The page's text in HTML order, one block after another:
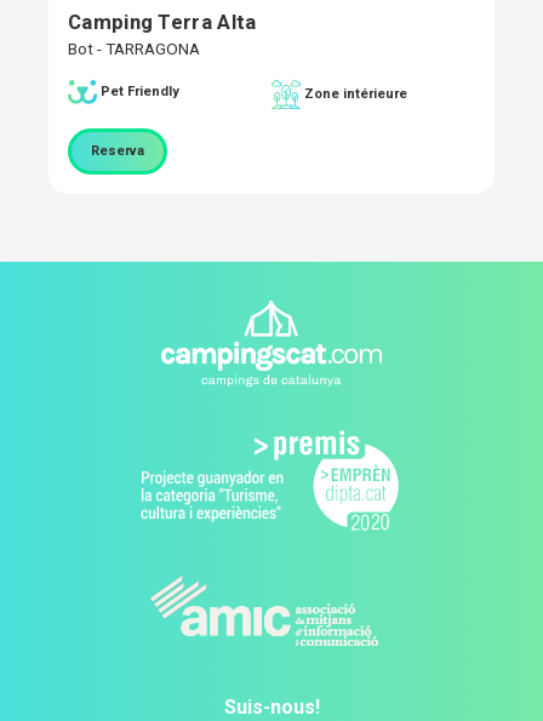
Camping Terra Alta
Bot - TARRAGONA
Pet Friendly Zone intérieure
Reserva
Suis-nous!